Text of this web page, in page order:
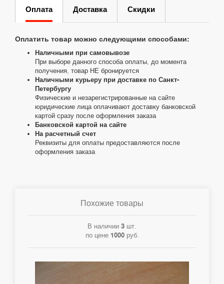
Оплата Доставка Скидки
Оплатить товар можно следующими способами:
Наличными при самовывозе
При выборе данного способа оплаты, до момента
получения, товар НЕ бронируется
Наличными курьеру при доставке по Санкт-
Петербургу
Физические и незарегистрированные на сайте
юридические лица оплачивают доставку банковской
картой сразу после оформления заказа
Банковской картой на сайте
На расчетный счет
Реквизиты для оплаты предоставляются после
оформления заказа
Похожие товары
В наличии 3 шт.
по цене 1000руб.